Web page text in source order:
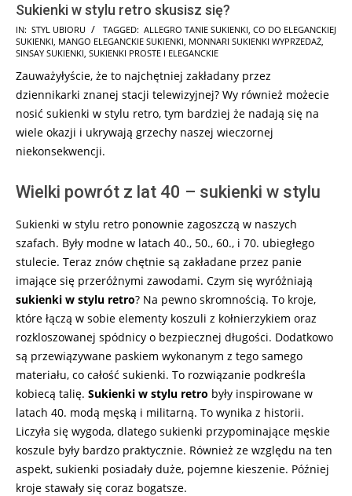
Sukienki w stylu retro skusisz się?
2025-
09-
IN: STYL UBIORU TAGGED: ALLEGRO TANIE SUKIENKI CO DO ELEGANCKIEJ
SUKIENKI MANGO ELEGANCKIE SUKIENKI MONNARI SUKIENKI WYPRZEDAŻ
SINSAY SUKIENKI SUKIENKI PROSTE I ELEGANCKIE
Zauważyłyście, że to najchętniej zakładany przez
dziennikarki znanej stacji telewizyjnej? Wy również możecie
nosić sukienki w stylu retro, tym bardziej że nadają się na
wiele okazji i ukrywają grzechy naszej wieczornej
niekonsekwencji.
Wielki powrót z lat 40 – sukienki w stylu
Sukienki w stylu retro ponownie zagoszczą w naszych
szafach. Były modne w latach 40., 50., 60., i 70. ubiegłego
stulecie. Teraz znów chętnie są zakładane przez panie
imające się przeróżnymi zawodami. Czym się wyróżniają
sukienki w stylu retro? Na pewno skromnością. To kroje,
które łączą w sobie elementy koszuli z kołnierzykiem oraz
rozkloszowanej spódnicy o bezpiecznej długości. Dodatkowo
są przewiązywane paskiem wykonanym z tego samego
materiału, co całość sukienki. To rozwiązanie podkreśla
kobiecą talię. Sukienki w stylu retro były inspirowane w
latach 40. modą męską i militarną. To wynika z historii.
Liczyła się wygoda, dlatego sukienki przypominające męskie
koszule były bardzo praktycznie. Również ze względu na ten
aspekt, sukienki posiadały duże, pojemne kieszenie. Później
kroje stawały się coraz bogatsze.